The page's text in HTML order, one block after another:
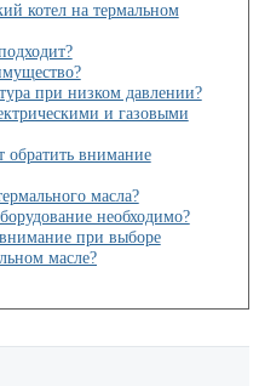
котел на термальном
при низком давлении?
и газовыми
обратить внимание
масла?
необходимо?
при выборе
масле?